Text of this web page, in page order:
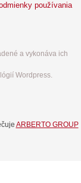
používania
a vykonáva ich
Wordpress.
ARBERTO GROUP